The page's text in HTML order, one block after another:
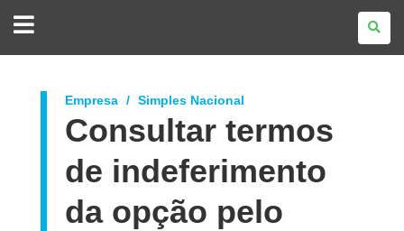
DO
Empresa Simples Nacional
Consultar termos
de indeferimento
da opção pelo